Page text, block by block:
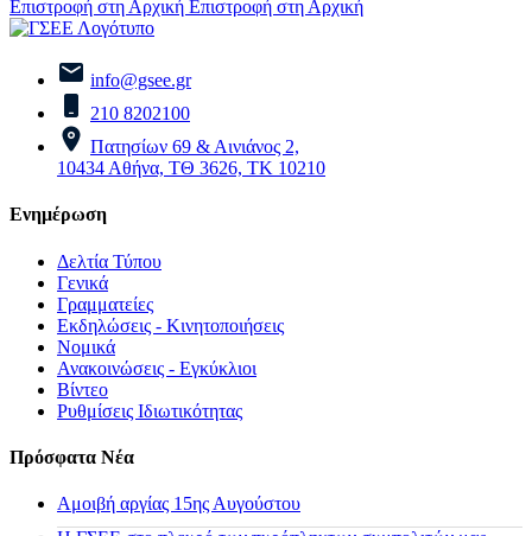
Επιστροφή στη Αρχική Επιστροφή στη Αρχική
info@gsee.gr
210 8202100
Πατησίων 69 & Αινιάνος 2,
10434 Αθήνα, ΤΘ 3626, ΤΚ 10210
Ενημέρωση
Δελτία Τύπου
Γενικά
Γραμματείες
Εκδηλώσεις - Κινητοποιήσεις
Νομικά
Ανακοινώσεις - Εγκύκλιοι
Βίντεο
Ρυθμίσεις Ιδιωτικότητας
Πρόσφατα Νέα
Αμοιβή αργίας 15ης Αυγούστου